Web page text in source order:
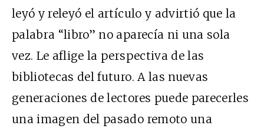
leyó y releyó el artículo y advirtió que la
palabra “libro” no aparecía ni una sola
vez. Le aflige la perspectiva de las
bibliotecas del futuro. A las nuevas
generaciones de lectores puede parecerles
una imagen del pasado remoto una